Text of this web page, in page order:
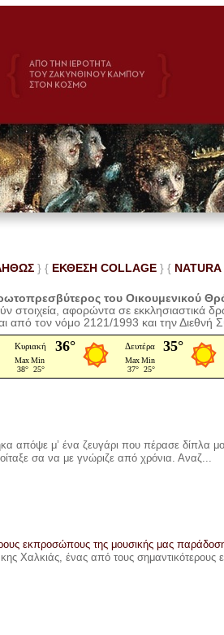
} { ΕΚΘΕΣΗ COLLAGE }{
του Οικουμενικού
στοιχεία, αφορώντα σε εκκλησιαστικά
από τον νόμο 2121/1993 και την
απόψε μ’ ένα ζευγάρι που πέρασε δίπλα
σα να με γνώριζε από χρόνια. Αναζ...
εκπροσώπους της μουσικής μας
Χαλκιάς, ένας από τους